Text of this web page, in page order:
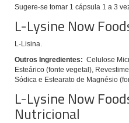
Sugere-se tomar 1 cápsula 1 a 3
L-Lysine Now
L-Lisina.
Outros Ingredientes: Celulose
Esteárico (fonte vegetal),
Sódica e Estearato de Magnésio
L-Lysine Now
Nutricional